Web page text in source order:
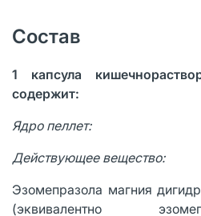
Состав
1 капсула
содержит:
Ядро пеллет:
Действующее вещество:
Эзомепразола магния
(эквивалентно